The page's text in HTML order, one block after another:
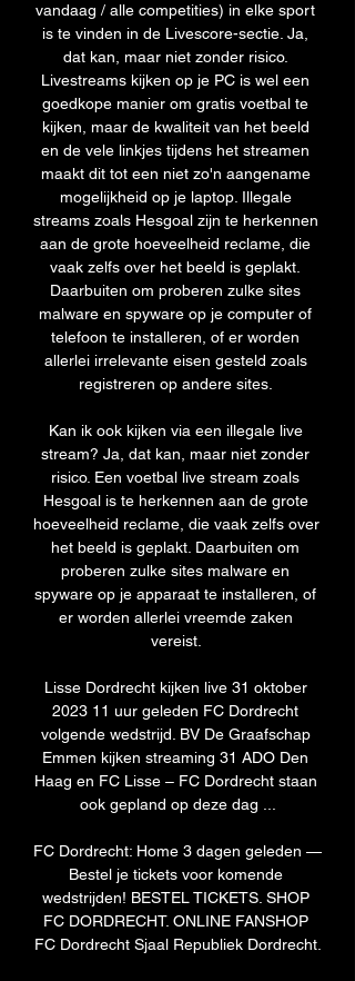
vandaag / alle competities) in elke sport
is te vinden in de Livescore-sectie. Ja,
dat kan, maar niet zonder risico.
Livestreams kijken op je PC is wel een
goedkope manier om gratis voetbal te
kijken, maar de kwaliteit van het beeld
en de vele linkjes tijdens het streamen
maakt dit tot een niet zo'n aangename
mogelijkheid op je laptop. Illegale
streams zoals Hesgoal zijn te herkennen
aan de grote hoeveelheid reclame, die
vaak zelfs over het beeld is geplakt.
Daarbuiten om proberen zulke sites
malware en spyware op je computer of
telefoon te installeren, of er worden
allerlei irrelevante eisen gesteld zoals
registreren op andere sites.
Kan ik ook kijken via een illegale live
stream? Ja, dat kan, maar niet zonder
risico. Een voetbal live stream zoals
Hesgoal is te herkennen aan de grote
hoeveelheid reclame, die vaak zelfs over
het beeld is geplakt. Daarbuiten om
proberen zulke sites malware en
spyware op je apparaat te installeren, of
er worden allerlei vreemde zaken
vereist.
Lisse Dordrecht kijken live 31 oktober
2023 11 uur geleden FC Dordrecht
volgende wedstrijd. BV De Graafschap
Emmen kijken streaming 31 ADO Den
Haag en FC Lisse – FC Dordrecht staan
ook gepland op deze dag ...
FC Dordrecht: Home 3 dagen geleden —
Bestel je tickets voor komende
wedstrijden! BESTEL TICKETS. SHOP
FC DORDRECHT. ONLINE FANSHOP
FC Dordrecht Sjaal Republiek Dordrecht.